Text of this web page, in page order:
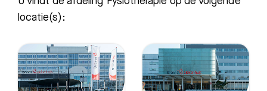
locatie(s):